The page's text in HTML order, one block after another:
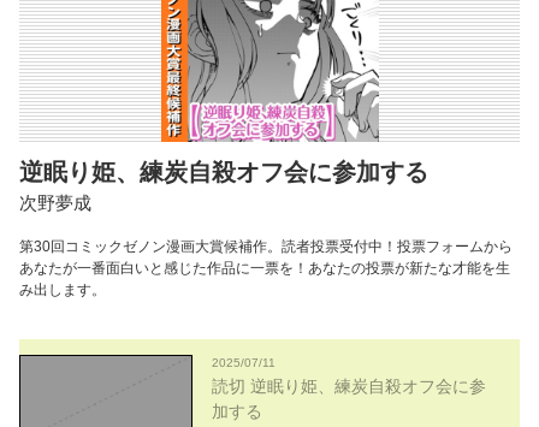
逆眠り姫、練炭自殺オフ会に参加する
次野夢成
第30回コミックゼノン漫画大賞候補作。読者投票受付中！投票フォームから
あなたが一番面白いと感じた作品に一票を！あなたの投票が新たな才能を生
み出します。
2025/07/11
読切 逆眠り姫、練炭自殺オフ会に参
加する